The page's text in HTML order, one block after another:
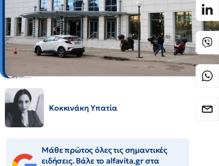
Κοκκινάκη Υπατία
Μάθε πρώτος όλες τις σημαντικές
ειδήσεις. Βάλε το alfavita.gr στα